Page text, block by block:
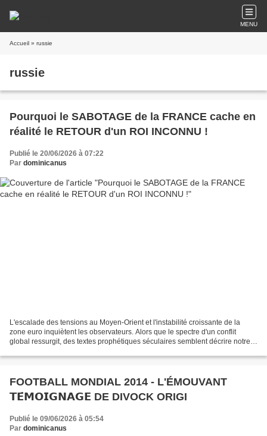
MENU
Accueil » russie
russie
Pourquoi le SABOTAGE de la FRANCE cache en
réalité le RETOUR d'un ROI INCONNU !
Publié le 20/06/2026 à 07:22
Par dominicanus
L'escalade des tensions au Moyen-Orient et l'instabilité croissante de la
zone euro inquiètent les observateurs. Alors que le spectre d'un conflit
global ressurgit, des textes prophétiques séculaires semblent décrire notre
FOOTBALL MONDIAL 2014 - L'ÉMOUVANT
𝗧𝗘́𝗠𝗢𝗜𝗚𝗡𝗔𝗚𝗘 DE DIVOCK ORIGI
Publié le 09/06/2026 à 05:54
Par dominicanus